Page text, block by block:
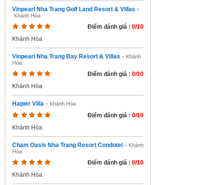
Vinpearl Nha Trang Golf Land Resort & Villas -
Khánh Hòa
Điểm đánh giá : 0/10
Khánh Hòa
Vinpearl Nha Trang Bay Resort & Villas - Khánh
Hòa
Điểm đánh giá : 0/10
Khánh Hòa
Hapier Villa - Khánh Hòa
Điểm đánh giá : 0/10
Khánh Hòa
Cham Oasis Nha Trang Resort Condotel - Khánh
Hòa
Điểm đánh giá : 0/10
Khánh Hòa